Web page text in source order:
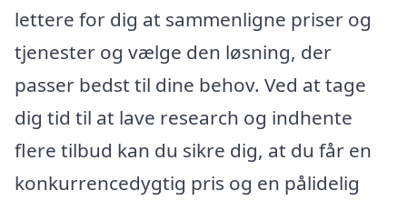
lettere for dig at sammenligne priser og
tjenester og vælge den løsning, der
passer bedst til dine behov. Ved at tage
dig tid til at lave research og indhente
flere tilbud kan du sikre dig, at du får en
konkurrencedygtig pris og en pålidelig